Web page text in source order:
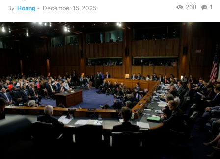
By Hoang - December 15, 2025 1
208